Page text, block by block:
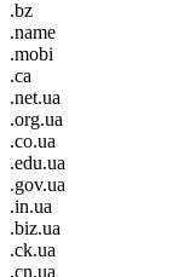
.bz
.name
.mobi
.ca
.net.ua
.org.ua
.co.ua
.edu.ua
.gov.ua
.in.ua
.biz.ua
.ck.ua
.cn.ua